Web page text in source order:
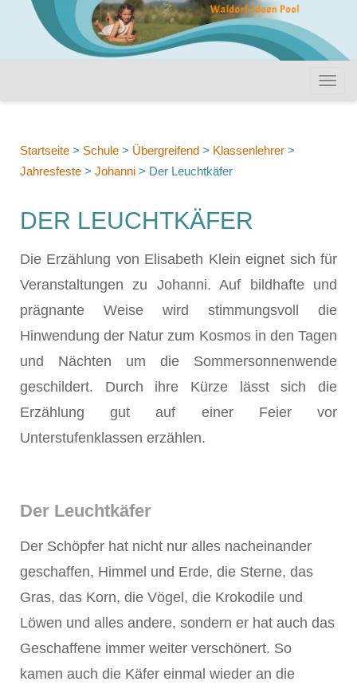
Startseite > Schule > Übergreifend > Klassenlehrer >
Jahresfeste > Johanni > Der Leuchtkäfer
DER LEUCHTKÄFER
Die Erzählung von Elisabeth Klein eignet sich für
Veranstaltungen zu Johanni. Auf bildhafte und
prägnante Weise wird stimmungsvoll die
Hinwendung der Natur zum Kosmos in den Tagen
und Nächten um die Sommersonnenwende
geschildert. Durch ihre Kürze lässt sich die
Erzählung gut auf einer Feier vor
Unterstufenklassen erzählen.
Der Leuchtkäfer
Der Schöpfer hat nicht nur alles nacheinander
geschaffen, Himmel und Erde, die Sterne, das
Gras, das Korn, die Vögel, die Krokodile und
Löwen und alles andere, sondern er hat auch das
Geschaffene immer weiter verschönert. So
kamen auch die Käfer einmal wieder an die